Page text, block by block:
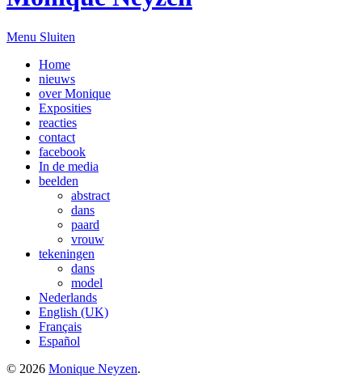
Menu Sluiten
Home
nieuws
over Monique
Exposities
reacties
contact
facebook
In de media
beelden
abstract
dans
paard
vrouw
tekeningen
dans
model
Nederlands
English (UK)
Français
Español
© 2026 Monique Neyzen.